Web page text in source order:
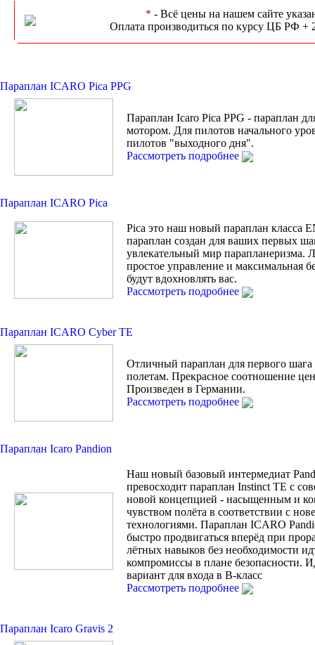
* - Всё цены на нашем сайте
Оплата производиться по курсу ЦБ РФ +
Параплан ICARO Pica PPG
Параплан Icaro Pica PPG - параплан
мотором. Для пилотов начального
пилотов "выходного дня".
Рассмотреть подробнее
Параплан ICARO Pica
Pica это наш новый параплан класса
параплан создан для ваших первых
увлекательный мир парапланеризма.
простое управление и максимальная
будут вдохновлять вас.
Рассмотреть подробнее
Параплан ICARO Cyber TE
Отличный параплан для первого
полетам. Прекрасное соотношение
Произведен в Германии.
Рассмотреть подробнее
Параплан Icaro Pandion
Наш новый базовый интермедиат
превосходит параплан Instinct TE с
новой концепцией - насыщенным и
чувством полёта в соответствии с
технологиями. Параплан ICARO
быстро продвигаться вперёд при
лётных навыков без необходимости
компромиссы в плане безопасности.
вариант для входа в В-класс
Рассмотреть подробнее
Параплан Icaro Gravis 2